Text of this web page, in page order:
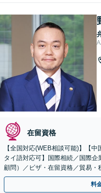
在留資格
【全国対応(WEB相談可能)】【
タイ語対応可】国際相続／国際
顧問）／ビザ・在留資格／貿易
国人刑事事件など、幅広いご相談
料